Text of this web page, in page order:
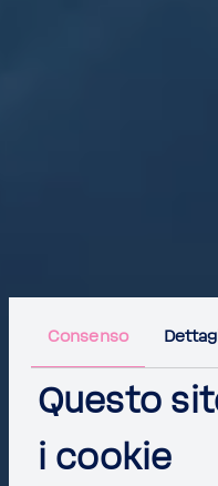
Consenso
Questo
i cookie